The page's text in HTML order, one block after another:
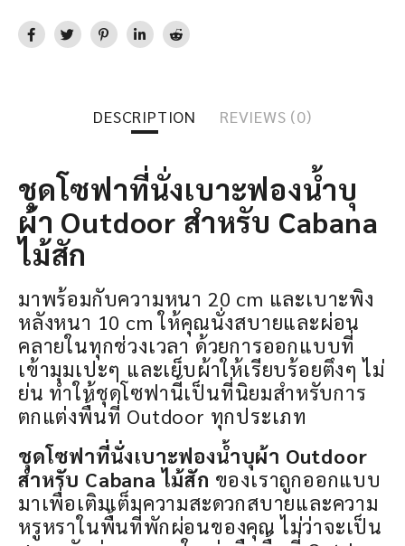
DESCRIPTION REVIEWS (0)
ชุดโซฟาที่นั่งเบาะฟองน้ำบุ
ผ้า Outdoor สำหรับ Cabana
ไม้สัก
มาพร้อมกับความหนา 20 cm และเบาะพิง
หลังหนา 10 cm ให้คุณนั่งสบายและผ่อน
คลายในทุกช่วงเวลา ด้วยการออกแบบที่
เข้ามุมเปะๆ และเย็บผ้าให้เรียบร้อยตึงๆ ไม่
ย่น ทำให้ชุดโซฟานี้เป็นที่นิยมสำหรับการ
ตกแต่งพื้นที่ Outdoor ทุกประเภท
ชุดโซฟาที่นั่งเบาะฟองน้ำบุผ้า Outdoor
สำหรับ Cabana ไม้สัก ของเราถูกออกแบบ
มาเพื่อเติมเต็มความสะดวกสบายและความ
หรูหราในพื้นที่พักผ่อนของคุณ ไม่ว่าจะเป็น